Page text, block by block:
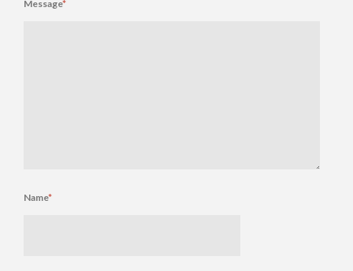
Message*
Name*